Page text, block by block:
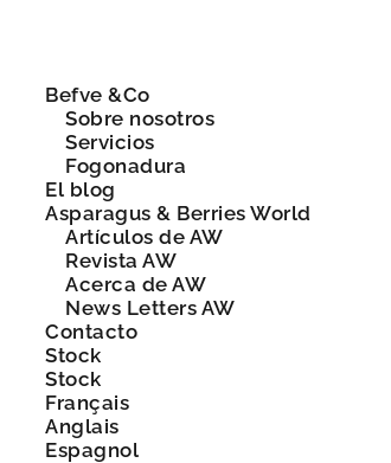
Befve &Co
Sobre nosotros
Servicios
Fogonadura
El blog
Asparagus & Berries World
Artículos de AW
Revista AW
Acerca de AW
News Letters AW
Contacto
Stock
Stock
Français
Anglais
Espagnol